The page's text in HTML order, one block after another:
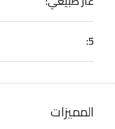
5:
المميزات